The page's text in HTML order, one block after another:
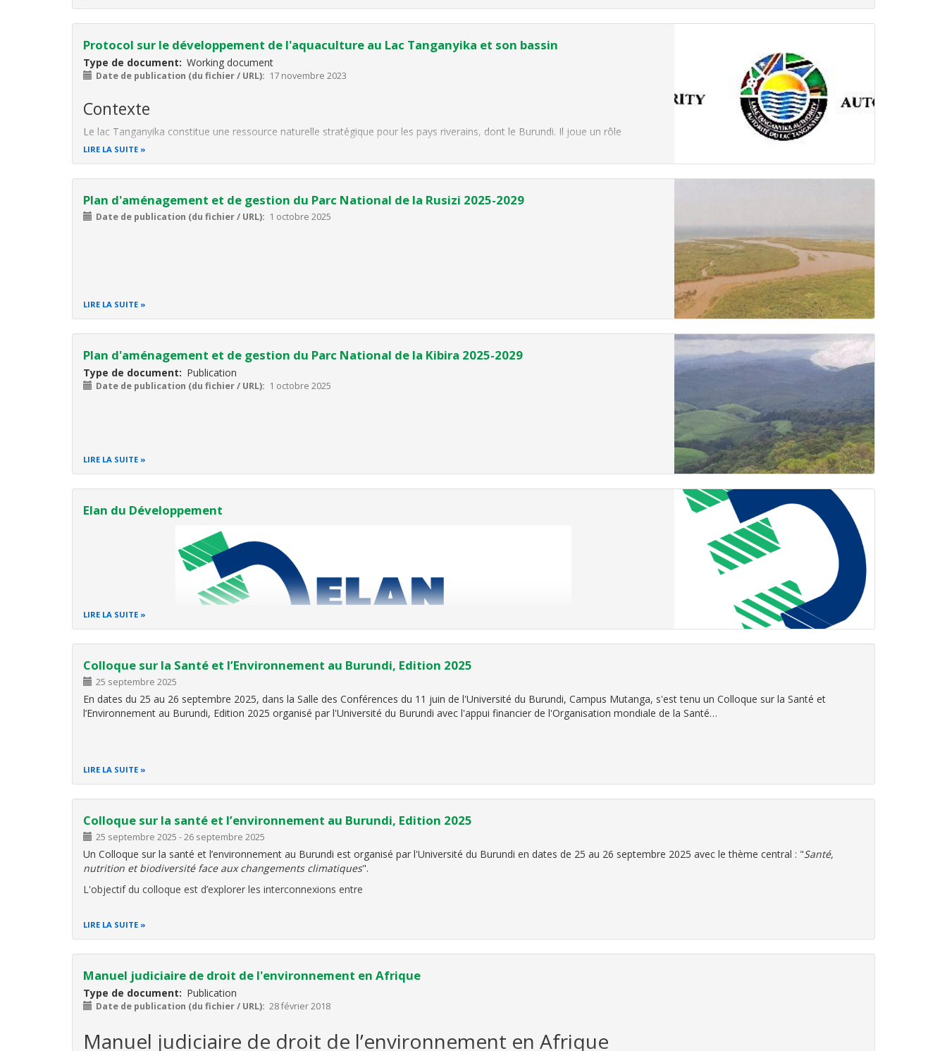
Protocol sur le développement de l'aquaculture au Lac Tanganyika et son bassin
Type de document Working document
Date de publication (du fichier / URL) 17 novembre 2023
Contexte
Le lac Tanganyika constitue une ressource naturelle stratégique pour les pays riverains, dont le Burundi. Il joue un rôle
essentiel dans la sécurité alimentaire, les moyens de subsistance des populations et la conservation de la biodiversité
LIRE LA SUITE
Plan d'aménagement et de gestion du Parc National de la Rusizi 2025-2029
Date de publication (du fichier / URL) 1 octobre 2025
LIRE LA SUITE
Plan d'aménagement et de gestion du Parc National de la Kibira 2025-2029
Type de document Publication
Date de publication (du fichier / URL) 1 octobre 2025
LIRE LA SUITE
Elan du Développement
Élan du Développement - E.D.
Ensemble, bâtissons un avenir durable, juste et prospère
agréée par l’Ordonnance Ministérielle n° 530/480 du 20 Octobre 2025. Inspirée par les
LIRE LA SUITE
Colloque sur la Santé et l’Environnement au Burundi, Edition 2025
25 septembre 2025
En dates du 25 au 26 septembre 2025, dans la Salle des Conférences du 11 juin de l'Université du Burundi, Campus Mutanga, s'est tenu un Colloque sur la Santé et
l’Environnement au Burundi, Edition 2025 organisé par l'Université du Burundi avec l'appui financier de l'Organisation mondiale de la Santé…
LIRE LA SUITE
Colloque sur la santé et l’environnement au Burundi, Edition 2025
25 septembre 2025 -26 septembre 2025
Un Colloque sur la santé et l’environnement au Burundi est organisé par l'Université du Burundi en dates de 25 au 26 septembre 2025 avec le thème central : "Santé,
nutrition et biodiversité face aux changements climatiques".
L'objectif du colloque est d’explorer les interconnexions entre
LIRE LA SUITE
Manuel judiciaire de droit de l'environnement en Afrique
Type de document Publication
Date de publication (du fichier / URL) 28 février 2018
Manuel judiciaire de droit de l’environnement en Afrique